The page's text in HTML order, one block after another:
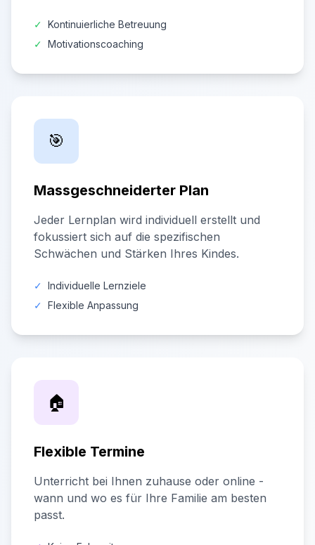
✓ Kontinuierliche Betreuung
✓ Motivationscoaching
🎯
Massgeschneiderter Plan
Jeder Lernplan wird individuell erstellt und
fokussiert sich auf die spezifischen
Schwächen und Stärken Ihres Kindes.
✓ Individuelle Lernziele
✓ Flexible Anpassung
🏠
Flexible Termine
Unterricht bei Ihnen zuhause oder online -
wann und wo es für Ihre Familie am besten
passt.